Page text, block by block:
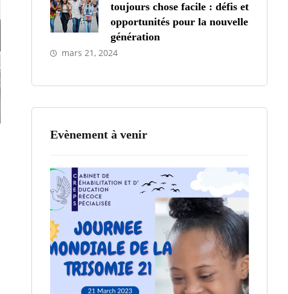
toujours chose facile : défis et
opportunités pour la nouvelle
génération
mars 21, 2024
Evènement à venir